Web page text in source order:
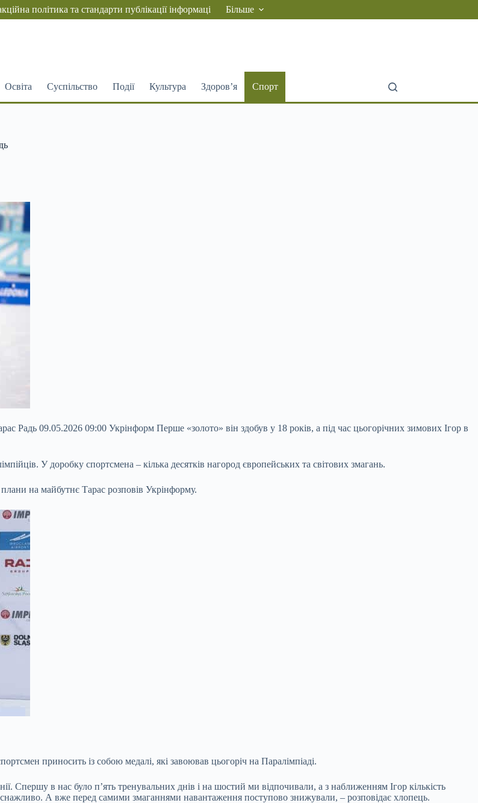
політика та стандарти публікації інформаці Більше
Освіта Суспільство Події Культура Здоров’я Спорт
Радь 09.05.2026 09:00 Укрінформ Перше «золото» він здобув у 18 років, а під час цьогорічних зимових Ігор в
У доробку спортсмена – кілька десятків нагород європейських та світових змагань.
на майбутнє Тарас розповів Укрінформу.
приносить із собою медалі, які завоював цьогоріч на Паралімпіаді.
Спершу в нас було п’ять тренувальних днів і на шостий ми відпочивали, а з наближенням Ігор кількість
А вже перед самими змаганнями навантаження поступово знижували, – розповідає хлопець.